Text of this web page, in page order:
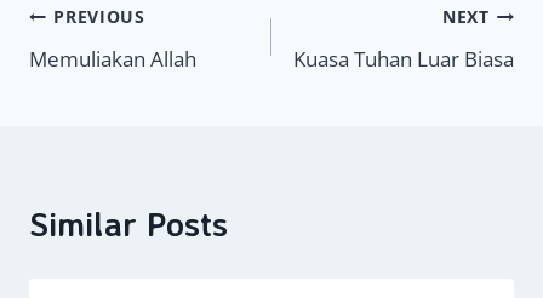
Navigasi
pos
PREVIOUS
Memuliakan Allah
NEXT
Kuasa Tuhan Luar Biasa
Similar Posts